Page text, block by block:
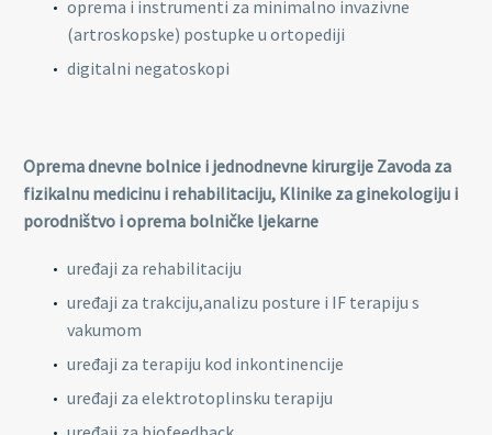
oprema i instrumenti za minimalno invazivne
(artroskopske) postupke u ortopediji
digitalni negatoskopi
Oprema dnevne bolnice i jednodnevne kirurgije Zavoda za
fizikalnu medicinu i rehabilitaciju, Klinike za ginekologiju i
porodništvo i oprema bolničke ljekarne
uređaji za rehabilitaciju
uređaji za trakciju,analizu posture i IF terapiju s
vakumom
uređaji za terapiju kod inkontinencije
uređaji za elektrotoplinsku terapiju